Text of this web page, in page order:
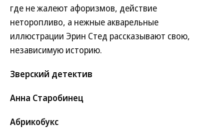
где не жалеют афоризмов, действие
неторопливо, а нежные акварельные
иллюстрации Эрин Стед рассказывают свою,
независимую историю.
Зверский детектив
Анна Старобинец
Абрикобукс